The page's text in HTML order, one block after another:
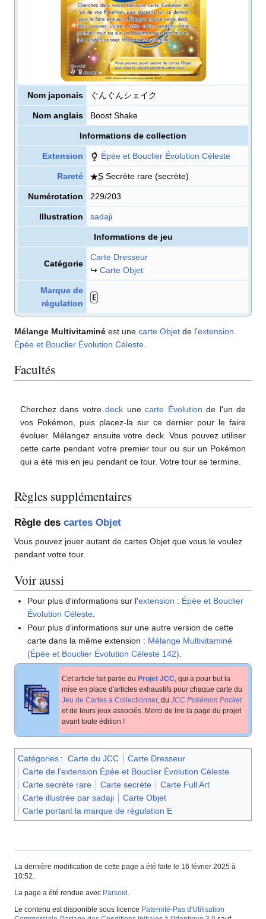
Nom japonais ぐんぐんシェイク
Nom anglais Boost Shake
Informations de collection
Extension Épée et Bouclier Évolution Céleste
Rareté S Secrète rare (secrète)
Numérotation 229/203
Illustration sadaji
Informations de jeu
Catégorie
Carte Dresseur
↪ Carte Objet
Marque de
régulation
Mélange Multivitaminé est une carte Objet de l'extension
Épée et Bouclier Évolution Céleste
Facultés
Cherchez dans votredeck unecarte Évolution de l'un de
vos Pokémon, puis placez-la sur ce dernier pour le faire
évoluer. Mélangez ensuite votre deck. Vous pouvez utiliser
cette carte pendant votre premier tour ou sur un Pokémon
qui a été mis en jeu pendant ce tour. Votre tour se termine.
Règles supplémentaires
Règle des cartes Objet
Vous pouvez jouer autant de cartes Objet que vous le voulez
pendant votre tour.
Voir aussi
Pour plus d'informations sur l'extension : Épée et Bouclier
Évolution Céleste
Pour plus d'informations sur une autre version de cette
carte dans la même extension : Mélange Multivitaminé
(Épée et Bouclier Évolution Céleste 142)
Cet article fait partie du Projet JCC, qui a pour but la
mise en place d'articles exhaustifs pour chaque carte du
Jeu de Cartes à Collectionner, du JCC Pokémon Pocket
et de leurs jeux associés. Merci de lire la page du projet
avant toute édition !
Catégories : Carte du JCC
Carte Dresseur
Carte de l'extension Épée et Bouclier Évolution Céleste
Carte secrète rare
Carte secrète
Carte Full Art
Carte illustrée par sadaji
Carte Objet
Carte portant la marque de régulation E
La dernière modification de cette page a été faite le 16 février 2025 à
10:52.
La page a été rendue avec Parsoid
Le contenu est disponible sous licence Paternité-Pas d'Utilisation